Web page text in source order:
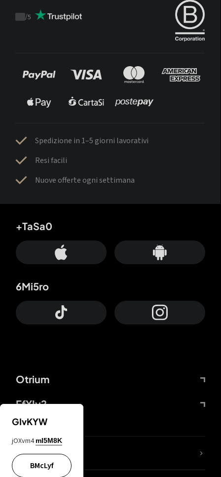
Trustpilot
/5
Spedizione in 1–5 giorni lavorativi
Resi facili
Nuove offerte ogni settimana
Otrium
FfYIy2
+TaSa0
6Mi5ro
Lj7sBL
GIvKYW
jOXvm4 mI5M8K
BMcLyf